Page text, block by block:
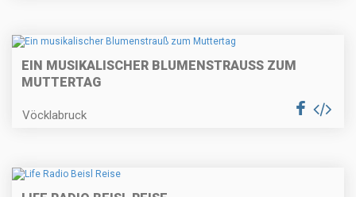
EIN MUSIKALISCHER BLUMENSTRAUSS ZUM M
UTTERTAG
Vöcklabruck